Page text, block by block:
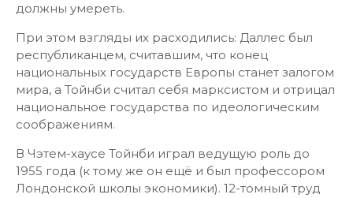
должны умереть.
При этом взгляды их расходились: Даллес был
республиканцем, считавшим, что конец
национальных государств Европы станет залогом
мира, а Тойнби считал себя марксистом и отрицал
национальное государства по идеологическим
соображениям.
В Чэтем-хаусе Тойнби играл ведущую роль до
1955 года (к тому же он ещё и был профессором
Лондонской школы экономики). 12-томный труд